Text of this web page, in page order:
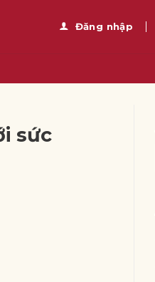
Đăng nhập
sức